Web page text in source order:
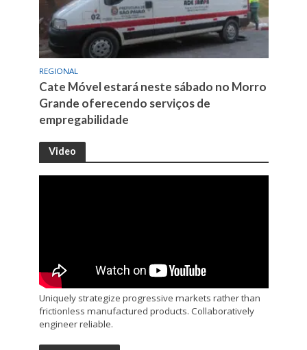
REGIONAL
Cate Móvel estará neste sábado no Morro
Grande oferecendo serviços de
empregabilidade
Video
Uniquely strategize progressive markets rather than
frictionless manufactured products. Collaboratively
engineer reliable.